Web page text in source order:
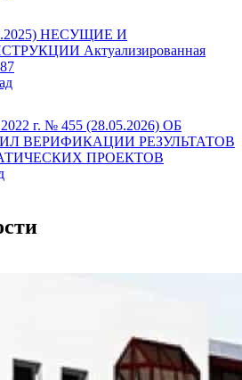
НЕСУЩИЕ И
Актуализированная
г. № 455 (28.05.2026) ОБ
ВЕРИФИКАЦИИ РЕЗУЛЬТАТОВ
ПРОЕКТОВ